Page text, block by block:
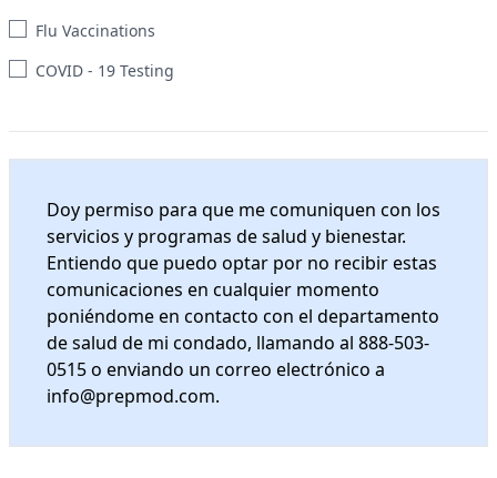
Flu Vaccinations
COVID - 19 Testing
Doy permiso para que me comuniquen con los
servicios y programas de salud y bienestar.
Entiendo que puedo optar por no recibir estas
comunicaciones en cualquier momento
poniéndome en contacto con el departamento
de salud de mi condado, llamando al 888-503-
0515 o enviando un correo electrónico a
info@prepmod.com.